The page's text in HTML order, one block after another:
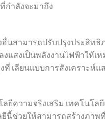
กำลังจะมาถึง
นสามารถปรับปรุงประสิทธิ
แสงเป็นพลังงานไฟฟ้าให้เ
ที่ เลียนแบบการสังเคราะห์
ยีความจริงเสริม เทคโนโ
นี้ช่วยให้สามารถสร้างภาพ